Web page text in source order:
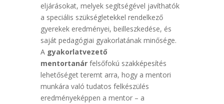
eljárásokat, melyek segítségével javíthatók
a speciális szükségletekkel rendelkező
gyerekek eredményei, beilleszkedése, és
saját pedagógiai gyakorlatának minősége.
A gyakorlatvezető
mentortanárfelsőfokú szakképesítés
lehetőséget teremt arra, hogy a mentori
munkára való tudatos felkészülés
eredményeképpen a mentor – a